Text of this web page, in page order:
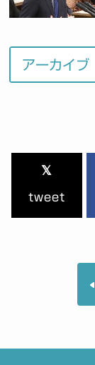
tweet